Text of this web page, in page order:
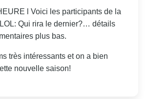
l Voici les participants de la
Qui rira le dernier?… détails
plus bas.
très intéressants et on a bien
nouvelle saison!